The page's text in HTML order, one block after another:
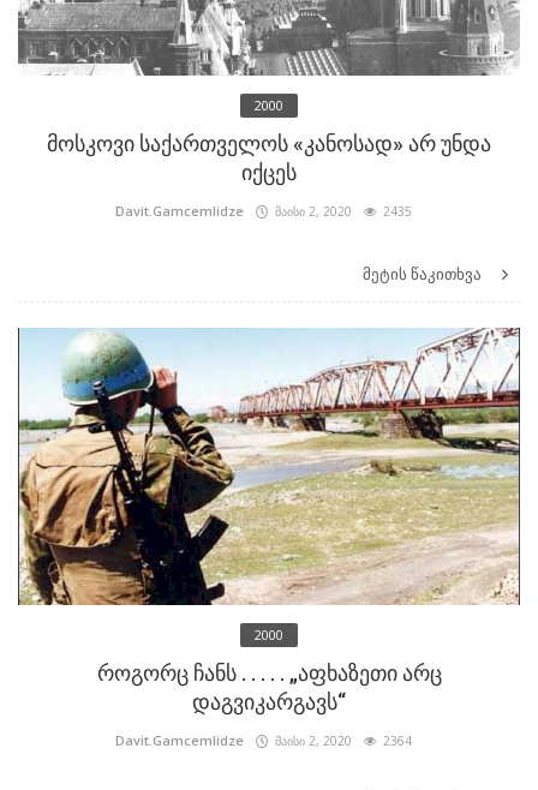
2000
მოსკოვი საქართველოს «კანოსად» არ უნდა
იქცეს
Davit.Gamcemlidze მაისი 2, 2020 2435
მეტის წაკითხვა
2000
როგორც ჩანს . . . . . „აფხაზეთი არც
დაგვიკარგავს“
Davit.Gamcemlidze მაისი 2, 2020 2364